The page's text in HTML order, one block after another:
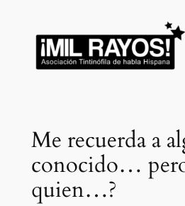
contenido
Me recuerda a
conocido…
quien…?